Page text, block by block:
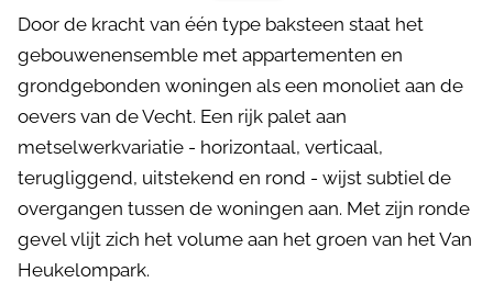
Door de kracht van één type baksteen staat het
gebouwenensemble met appartementen en
grondgebonden woningen als een monoliet aan de
oevers van de Vecht. Een rijk palet aan
metselwerkvariatie - horizontaal, verticaal,
terugliggend, uitstekend en rond - wijst subtiel de
overgangen tussen de woningen aan. Met zijn ronde
gevel vlijt zich het volume aan het groen van het Van
Heukelompark.